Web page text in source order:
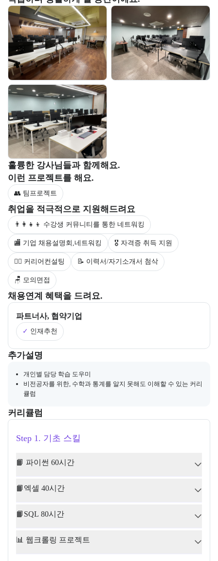
교육 환경 사진 목록
훌륭한 강사님들과 함께해요.
부트캠프 강사 정보를 목록으로 안내한다.
이런 프로젝트를 해요.
부트캠프 과정에서 진행하는 프로젝트 유형을 안내한다.
👥 팀프로젝트
취업을 적극적으로 지원해드려요
부트캠프 수강생을 대상으로 제공되는 취업 지원 서비스를 안내한다.
👨‍👩‍👧‍👦 수강생 커뮤니티를 통한 네트워킹
🏬 기업 채용설명회,네트워킹 🎖 자격증 취득 지원
💁‍♀️ 커리어컨설팅 📝 이력서/자기소개서 첨삭
🪑 모의면접
채용연계 혜택을 드려요.
부트캠프의 채용 연계 기업 정보와 추가 안내 내용을 제공한다.
파트너사, 협약기업
✓ 인재추천
추가설명
부트캠프와 관련된 추가 안내 및 참고 사항을 제공한다.
개인별 담당 학습 도우미
비전공자를 위한, 수학과 통계를 알지 못해도 이해할 수 있는 커리
큘럼
커리큘럼
교육과정의 커리큘럼 정보를 안내한다.
커리큘럼
Step 1. 기초 스킬
📙 파이썬 60시간
📙엑셀 40시간
📙SQL 80시간
📊 웹크롤링 프로젝트